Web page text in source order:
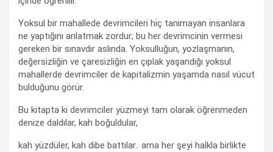
Yoksul bir mahallede devrimcileri hiç tanımayan insanlara
ne yaptığını anlatmak zordur; bu her devrimcinin vermesi
gereken bir sınavdır aslında. Yoksulluğun, yozlaşmanın,
değersizliğin ve çaresizliğin en çıplak yaşandığı yoksul
mahallerde devrimciler de kapitalizmin yaşamda nasıl vücut
bulduğunu görür.
Bu kitapta ki devrimciler yüzmeyi tam olarak öğrenmeden
denize daldılar, kah boğuldular,
kah yüzdüler, kah dibe battılar.. ama her şeyi halkla birlikte